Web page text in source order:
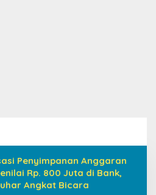
Penyimpanan Anggaran
Rp. 800 Juta di Bank,
Angkat Bicara